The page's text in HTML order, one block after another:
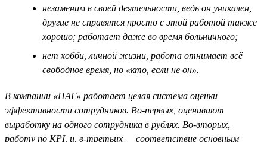
незаменим в своей деятельности, ведь он уникален,
другие не справятся просто с этой работой также
хорошо; работает даже во время больничного;
нет хобби, личной жизни, работа отнимает всё
свободное время, но «кто, если не он».
В компании «НАГ» работает целая система оценки
эффективности сотрудников. Во-первых, оценивают
выработку на одного сотрудника в рублях. Во-вторых,
работу по KPI, и, в-третьих — соответствие основным